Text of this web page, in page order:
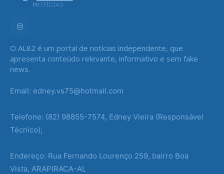
O AL82 é um portal de notícias independente, que
apresenta conteúdo relevante, informativo e sem fake
news.
Email: edney.vs75@hotmail.com
Telefone: (82) 98855-7574, Edney Vieira (Responsável
Técnico);
Endereço: Rua Fernando Lourenço 259, bairro Boa
Vista, ARAPIRACA-AL